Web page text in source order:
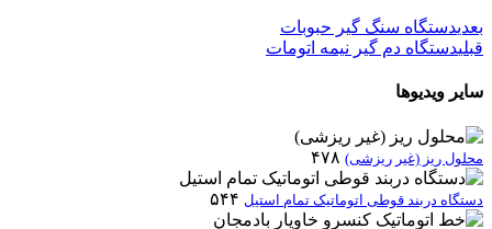
بعدیدستگاه سنگ گیر حبوبات
قبلیدستگاه دم گیر نیمه اتومات
سایر ویدیوها
محلول ریز (غیر ریزشی) ۴۷۸
دستگاه دربند قوطی اتوماتیک تمام استیل ۵۴۴